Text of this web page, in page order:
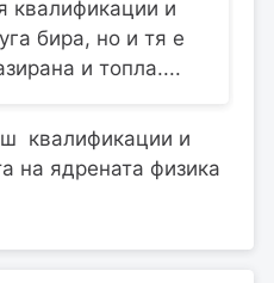
квалификации и
бира, но и тя е
и топла....
квалификации и
на ядрената физика